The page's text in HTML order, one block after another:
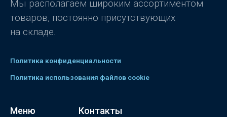
Мы располагаем широким ассортиментом
товаров, постоянно присутствующих
на складе.
Политика конфиденциальности
Политика использования файлов cookie
Меню Контакты